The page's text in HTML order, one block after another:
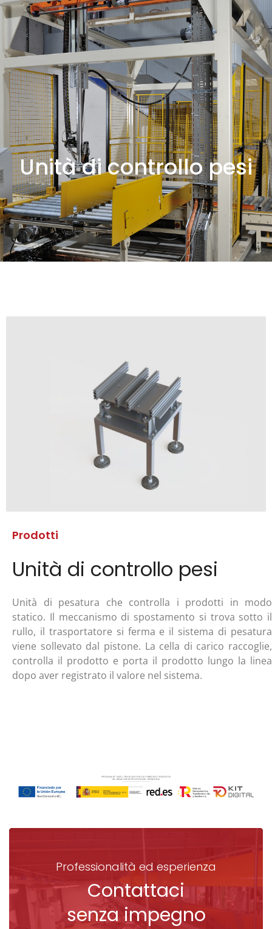
Unità di controllo pesi
Prodotti
Unità di controllo pesi
Unità di pesatura che controlla i prodotti in modo
statico. Il meccanismo di spostamento si trova sotto il
rullo, il trasportatore si ferma e il sistema di pesatura
viene sollevato dal pistone. La cella di carico raccoglie,
controlla il prodotto e porta il prodotto lungo la linea
dopo aver registrato il valore nel sistema.
Professionalità ed esperienza
Contattaci
senza impegno